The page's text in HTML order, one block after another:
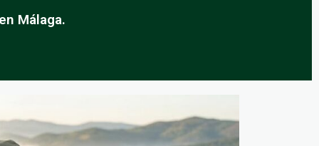
Málaga.